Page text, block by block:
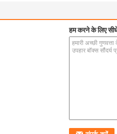
हम करने के लिए